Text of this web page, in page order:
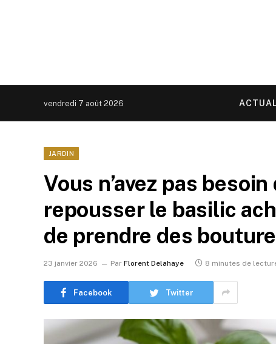
vendredi 7 août 2026
JARDIN
Vous n’avez pas
repousser le basilic
de prendre des
23 janvier 2026 Par Florent Delahaye 8 minutes de
Facebook Twitter